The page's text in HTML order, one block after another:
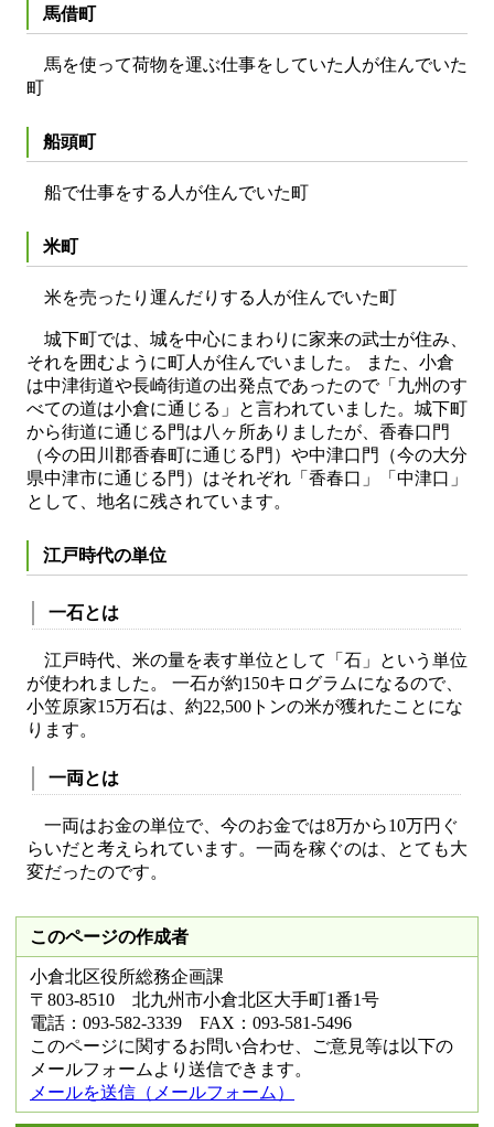
馬借町
馬を使って荷物を運ぶ仕事をしていた人が住んでいた
町
船頭町
船で仕事をする人が住んでいた町
米町
米を売ったり運んだりする人が住んでいた町
城下町では、城を中心にまわりに家来の武士が住み、
それを囲むように町人が住んでいました。 また、小倉
は中津街道や長崎街道の出発点であったので「九州のす
べての道は小倉に通じる」と言われていました。城下町
から街道に通じる門は八ヶ所ありましたが、香春口門
（今の田川郡香春町に通じる門）や中津口門（今の大分
県中津市に通じる門）はそれぞれ「香春口」「中津口」
として、地名に残されています。
江戸時代の単位
一石とは
江戸時代、米の量を表す単位として「石」という単位
が使われました。 一石が約150キログラムになるので、
小笠原家15万石は、約22,500トンの米が獲れたことにな
ります。
一両とは
一両はお金の単位で、今のお金では8万から10万円ぐ
らいだと考えられています。一両を稼ぐのは、とても大
変だったのです。
このページの作成者
小倉北区役所総務企画課
〒803-8510 北九州市小倉北区大手町1番1号
電話：093-582-3339 FAX：093-581-5496
このページに関するお問い合わせ、ご意見等は以下の
メールフォームより送信できます。
メールを送信（メールフォーム）